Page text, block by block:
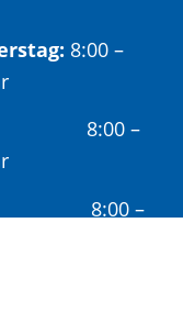
8:00 –
8:00 –
8:00 –